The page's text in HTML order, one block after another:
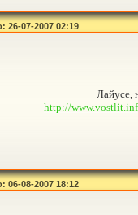
26-07-2007 02:19
Лайусе,
http://
06-08-2007 18:12